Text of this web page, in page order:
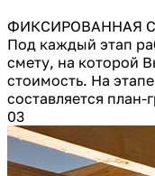
ФИКСИРОВАННАЯ
Под каждый этап
смету, на которой
стоимость. На
составляется план-
03